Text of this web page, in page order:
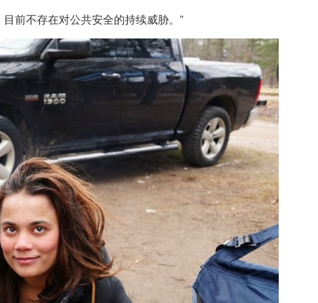
前不存在对公共安全的持续威胁。”